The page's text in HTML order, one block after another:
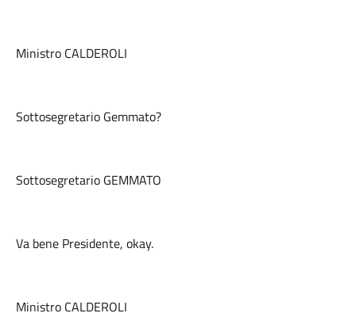
Ministro CALDEROLI
Sottosegretario Gemmato?
Sottosegretario GEMMATO
Va bene Presidente, okay.
Ministro CALDEROLI